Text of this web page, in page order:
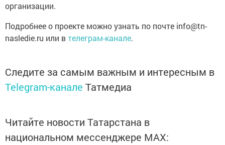
организации.
Подробнее о проекте можно узнать по почте info@tn-
nasledie.ru или втелеграм-канале.
Следите за самым важным и интересным в
Telegram-канале Татмедиа
Читайте новости Татарстана в
национальном мессенджере MАХ: